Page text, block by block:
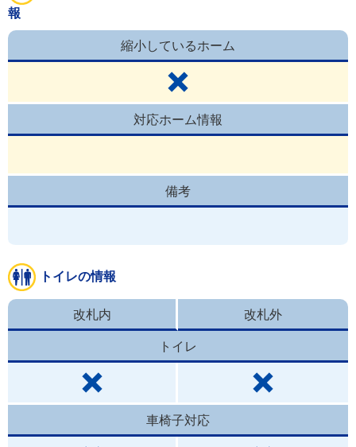
報
縮小しているホーム
対応ホーム情報
備考
トイレの情報
改札内 改札外
トイレ
車椅子対応